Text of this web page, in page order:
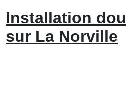
Installation
sur La Norville